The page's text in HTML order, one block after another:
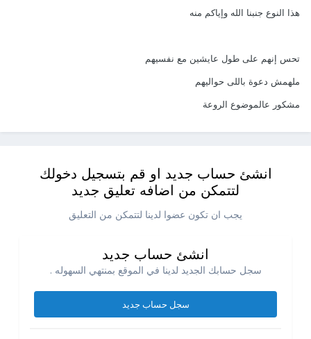
هذا النوع جنبنا الله وإياكم منه
تحس إنهم على طول عايشين مع نفسيهم
ملهمش دعوة باللى حواليهم
مشكور عالموضوع الروعة
انشئ حساب جديد او قم بتسجيل دخولك
لتتمكن من اضافه تعليق جديد
يجب ان تكون عضوا لدينا لتتمكن من التعليق
انشئ حساب جديد
سجل حسابك الجديد لدينا في الموقع بمنتهي السهوله .
سجل حساب جديد